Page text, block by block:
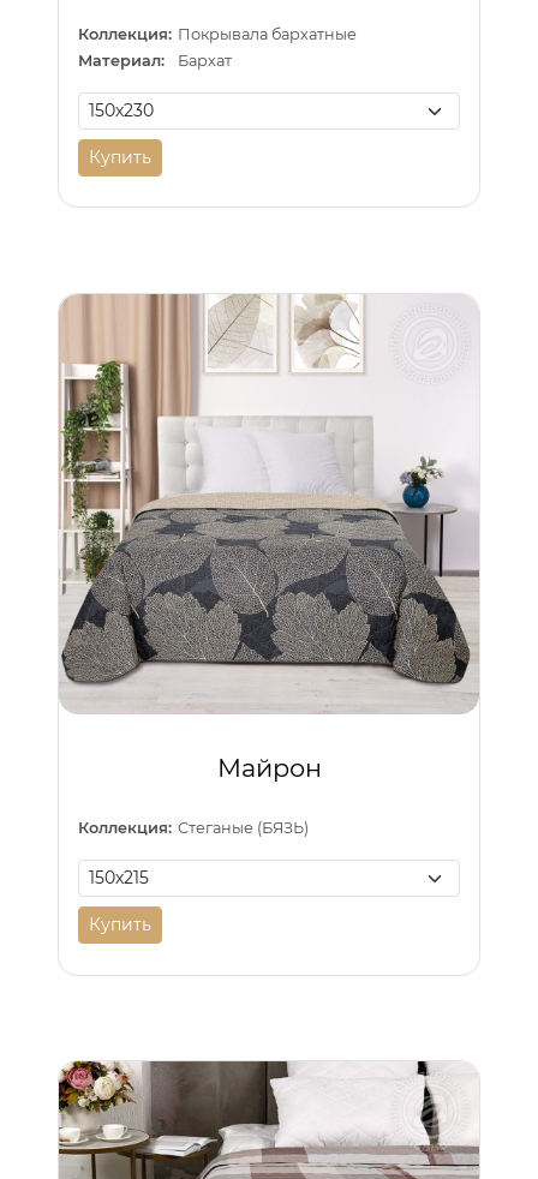
Коллекция: Покрывала бархатные
Материал:
Бархат
Купить
Майрон
Коллекция: Стеганые (БЯЗЬ)
Купить